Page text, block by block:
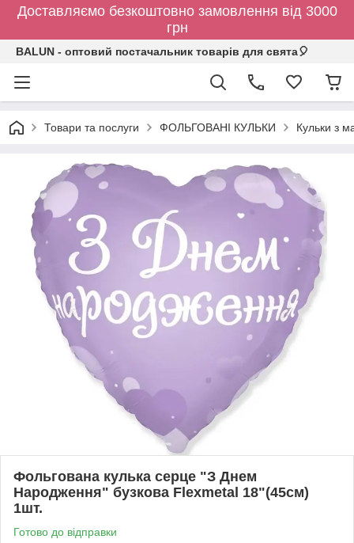
Доставляємо безкоштовно замовлення від 3000
грн
BALUN - оптовий постачальник товарів для свята🎈
Товари та послуги ФОЛЬГОВАНІ КУЛЬКИ Кульки з
Фольгована кулька серце "З Днем
Народження" бузкова Flexmetal 18"(45см)
1шт.
Готово до відправки